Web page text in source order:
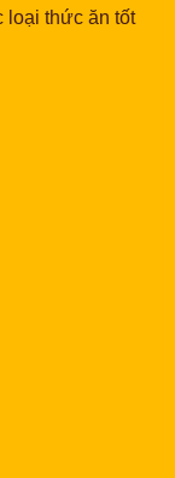
loại thức ăn tốt